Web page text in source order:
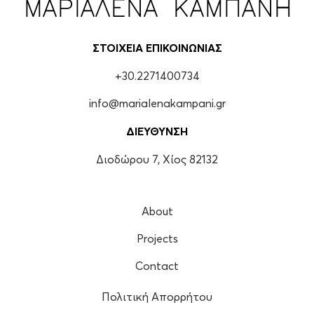
ΜΑΡΙΑΛΕΝΑ ΚΑΜΠΑΝΗ
ΣΤΟΙΧΕΙΑ ΕΠΙΚΟΙΝΩΝΙΑΣ
+30.2271400734
info@marialenakampani.gr
ΔΙΕΥΘΥΝΣΗ
Διοδώρου 7, Χίος 82132
About
Projects
Contact
Πολιτική Απορρήτου